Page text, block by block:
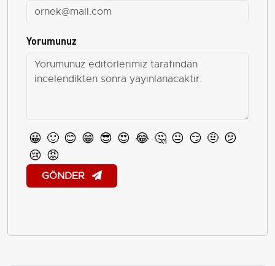
Yorumunuz
😀 🙂 😊 😁 😎 😍 😂 🤔 😐 😏 🤨 😕
😢 😡
GÖNDER